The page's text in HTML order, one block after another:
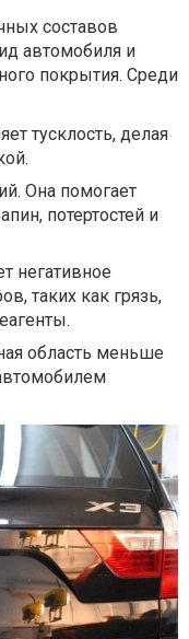
составов
автомобиля и
покрытия. Среди
тусклость, делая
Она помогает
потертостей и
негативное
таких как грязь,
область меньше